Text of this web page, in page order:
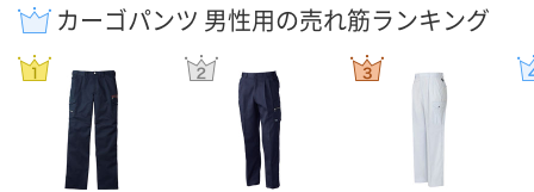
カーゴパンツ 男性用の売れ筋ランキング